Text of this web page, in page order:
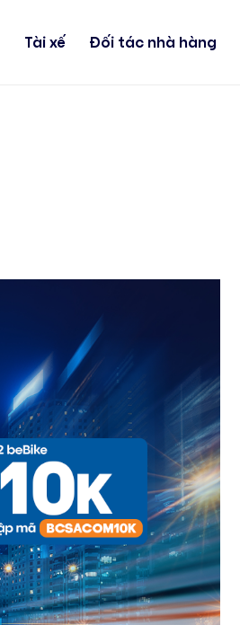
Tài xế Đối tác nhà hàng